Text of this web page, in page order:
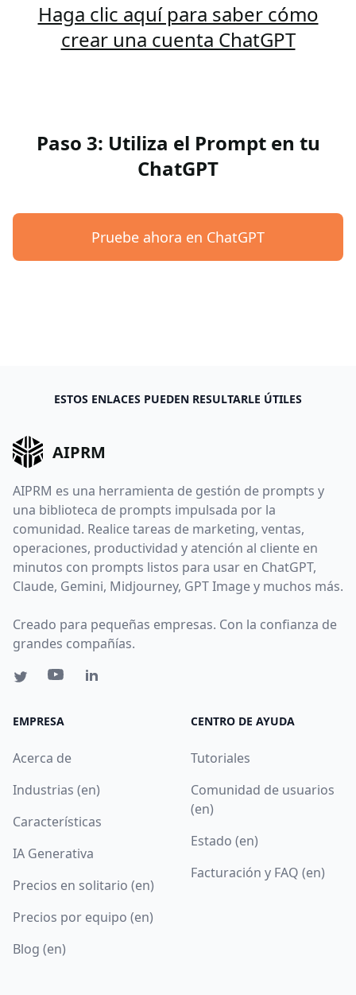
Haga clic aquí para saber cómo
crear una cuenta ChatGPT
Paso 3: Utiliza el Prompt en tu
ChatGPT
Pruebe ahora en ChatGPT
ESTOS ENLACES PUEDEN RESULTARLE ÚTILES
AIPRM
AIPRM es una herramienta de gestión de prompts y
una biblioteca de prompts impulsada por la
comunidad. Realice tareas de marketing, ventas,
operaciones, productividad y atención al cliente en
minutos con prompts listos para usar en ChatGPT,
Claude, Gemini, Midjourney, GPT Image y muchos más.
Creado para pequeñas empresas. Con la confianza de
grandes compañías.
EMPRESA
Acerca de
Industrias (en)
Características
IA Generativa
Precios en solitario (en)
Precios por equipo (en)
Blog (en)
CENTRO DE AYUDA
Tutoriales
Comunidad de usuarios
(en)
Estado (en)
Facturación y FAQ (en)